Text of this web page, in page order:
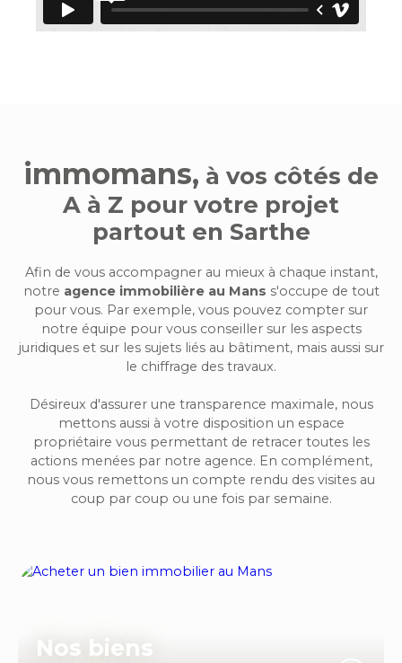
immomans, à vos côtés de
A à Z pour votre projet
partout en Sarthe
Afin de vous accompagner au mieux à chaque instant,
notre agence immobilière au Mans s'occupe de tout
pour vous. Par exemple, vous pouvez compter sur
notre équipe pour vous conseiller sur les aspects
juridiques et sur les sujets liés au bâtiment, mais aussi sur
le chiffrage des travaux.
Désireux d'assurer une transparence maximale, nous
mettons aussi à votre disposition un espace
propriétaire vous permettant de retracer toutes les
actions menées par notre agence. En complément,
nous vous remettons un compte rendu des visites au
coup par coup ou une fois par semaine.
Nos biens